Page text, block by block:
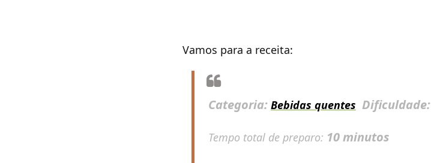
Vamos para a receita:
Categoria: Bebidas quentes Dificuldade:
Tempo total de preparo: 10 minutos